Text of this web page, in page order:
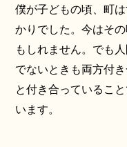
僕が子どもの頃、町
かりでした。今はそ
もしれません。でも
でないときも両方付
と付き合っているこ
います。